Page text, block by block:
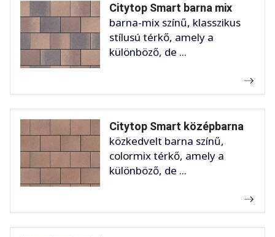
Citytop Smart barna mix
barna-mix színű, klasszikus
stílusú térkő, amely a
különböző, de ...
Citytop Smart középbarna
közkedvelt barna színű,
colormix térkő, amely a
különböző, de ...